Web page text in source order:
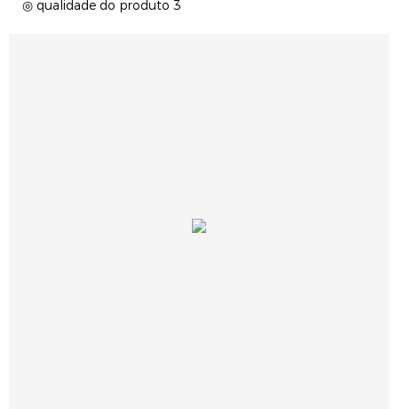
◎ qualidade do produto 3